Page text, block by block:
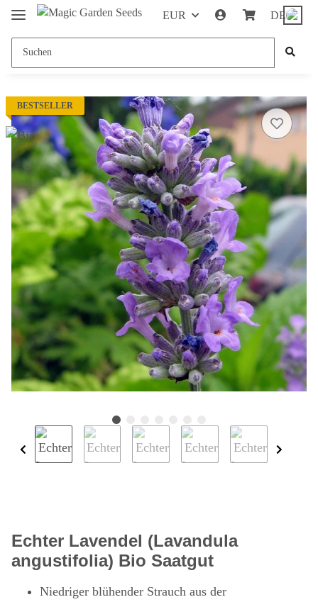
EUR DE
BESTSELLER
Echter Lavendel (Lavandula
angustifolia) Bio Saatgut
Niedriger blühender Strauch aus der